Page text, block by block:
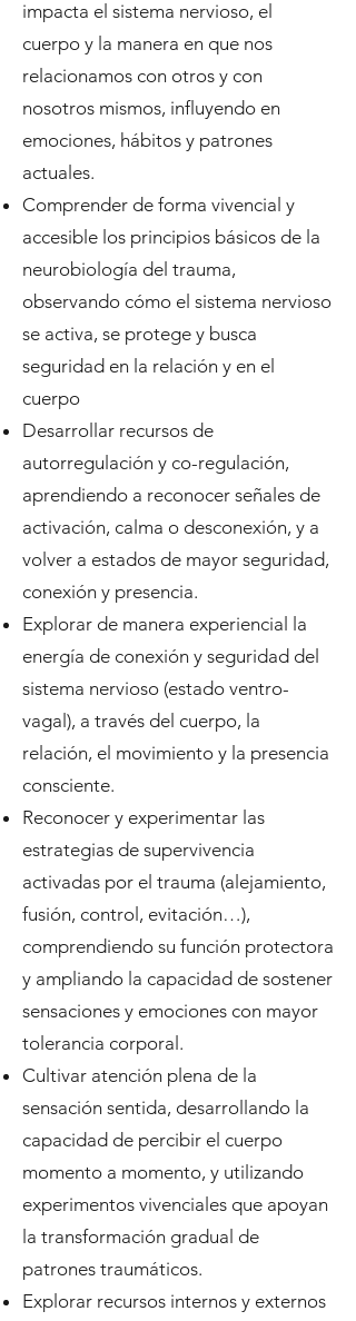
impacta el sistema nervioso, el
cuerpo y la manera en que nos
relacionamos con otros y con
nosotros mismos, influyendo en
emociones, hábitos y patrones
actuales.
Comprender de forma vivencial y
accesible los principios básicos de la
neurobiología del trauma,
observando cómo el sistema nervioso
se activa, se protege y busca
seguridad en la relación y en el
cuerpo
Desarrollar recursos de
autorregulación y co-regulación,
aprendiendo a reconocer señales de
activación, calma o desconexión, y a
volver a estados de mayor seguridad,
conexión y presencia.
Explorar de manera experiencial la
energía de conexión y seguridad del
sistema nervioso (estado ventro-
vagal), a través del cuerpo, la
relación, el movimiento y la presencia
consciente.
Reconocer y experimentar las
estrategias de supervivencia
activadas por el trauma (alejamiento,
fusión, control, evitación…),
comprendiendo su función protectora
y ampliando la capacidad de sostener
sensaciones y emociones con mayor
tolerancia corporal.
Cultivar atención plena de la
sensación sentida, desarrollando la
capacidad de percibir el cuerpo
momento a momento, y utilizando
experimentos vivenciales que apoyan
la transformación gradual de
patrones traumáticos.
Explorar recursos internos y externos